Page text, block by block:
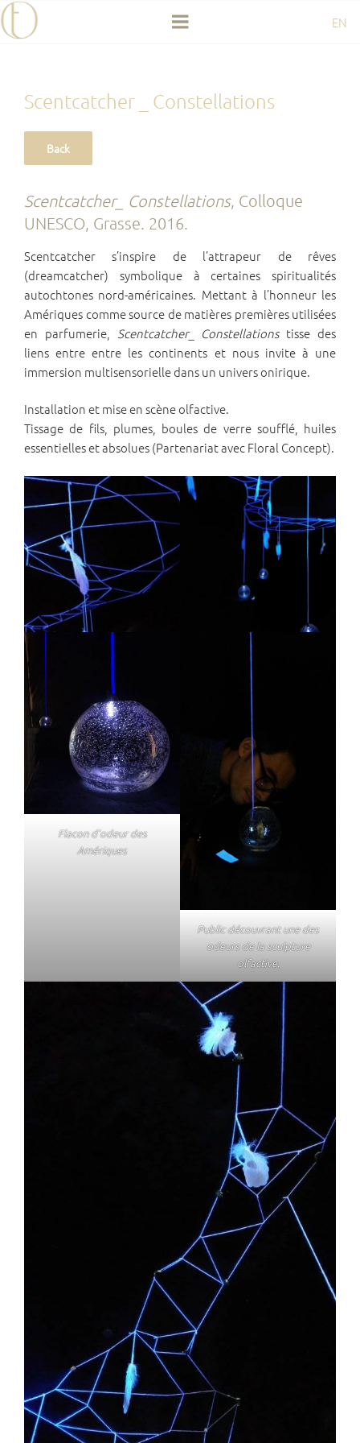
Aller
au
EN
Scentcatcher _ Constellations
Scentcatcher_ Constellations, Colloque
UNESCO, Grasse. 2016.
Scentcatcher s’inspire de l’attrapeur de rêves
(dreamcatcher) symbolique à certaines spiritualités
autochtones nord-américaines. Mettant à l’honneur les
Amériques comme source de matières premières utilisées
en parfumerie, Scentcatcher_ Constellationstisse des
liens entre entre les continents et nous invite à une
immersion multisensorielle dans un univers onirique.
Installation et mise en scène olfactive.
Tissage de fils, plumes, boules de verre soufflé, huiles
essentielles et absolues (Partenariat avec Floral Concept).
Flacon d’odeur des
Amériques
Public découvrant une des
odeurs de la sculpture
olfactive.